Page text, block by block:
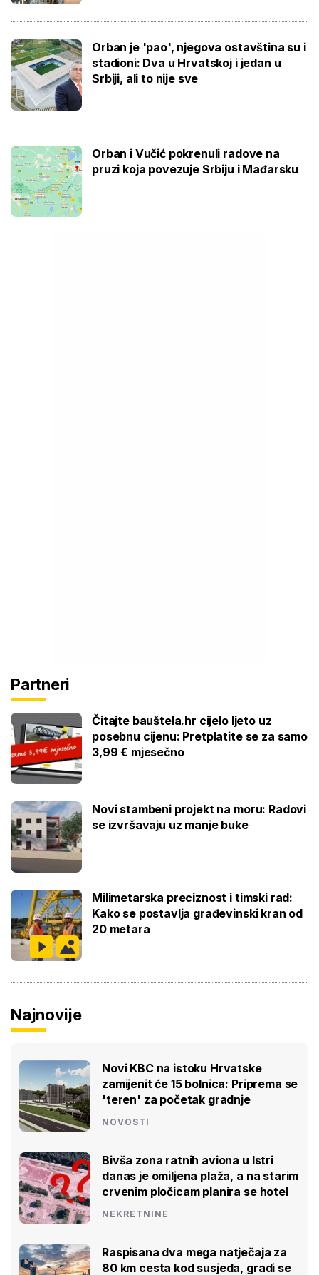
Orban je 'pao', njegova ostavština su i
stadioni: Dva u Hrvatskoj i jedan u
Srbiji, ali to nije sve
Orban i Vučić pokrenuli radove na
pruzi koja povezuje Srbiju i Mađarsku
Partneri
Čitajte bauštela.hr cijelo ljeto uz
posebnu cijenu: Pretplatite se za samo
3,99 € mjesečno
Novi stambeni projekt na moru: Radovi
se izvršavaju uz manje buke
Milimetarska preciznost i timski rad:
Kako se postavlja građevinski kran od
20 metara
Najnovije
Novi KBC na istoku Hrvatske
zamijenit će 15 bolnica: Priprema se
'teren' za početak gradnje
NOVOSTI
Bivša zona ratnih aviona u Istri
danas je omiljena plaža, a na starim
crvenim pločicam planira se hotel
NEKRETNINE
Raspisana dva mega natječaja za
80 km cesta kod susjeda, gradi se